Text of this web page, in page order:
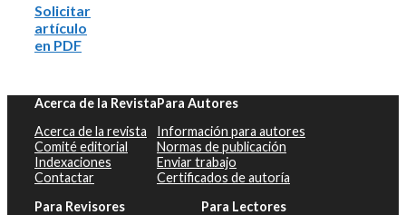
Solicitar
artículo
en PDF
Acerca de la Revista
Acerca de la revista
Comité editorial
Indexaciones
Contactar
Para Autores
Información para autores
Normas de publicación
Enviar trabajo
Certificados de autoría
Para Revisores
Para Lectores